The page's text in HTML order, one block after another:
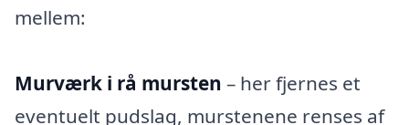
mellem:
Murværk i rå mursten – her fjernes et
eventuelt pudslag, murstenene renses af